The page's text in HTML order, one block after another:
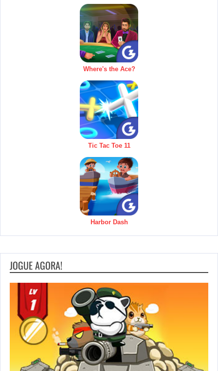
Where's the Ace?
Tic Tac Toe 11
Harbor Dash
JOGUE AGORA!